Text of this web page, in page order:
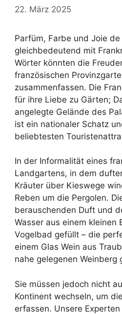
22. März 2025
Parfüm, Farbe und Joie de
gleichbedeutend mit
Wörter könnten die
französischen
zusammenfassen. Die
für ihre Liebe zu Gärten;
angelegte Gelände des
ist ein nationaler Schatz
beliebtesten
In der Informalität eines
Landgartens, in dem
Kräuter über Kieswege
Reben um die Pergolen.
berauschenden Duft und
Wasser aus einem kleinen
Vogelbad gefüllt – die
einem Glas Wein aus
nahe gelegenen Weinberg
Sie müssen jedoch nicht
Kontinent wechseln, um
erfassen. Unsere